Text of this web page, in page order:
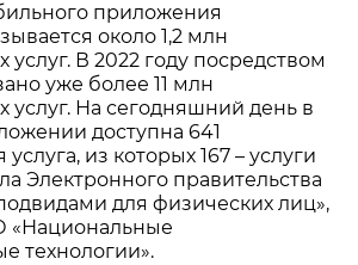
приложения
около 1,2 млн
услуг. В 2022 году посредством
уже более 11 млн
услуг. На сегодняшний день в
доступна 641
из которых 167 – услуги
Электронного правительства
для физических лиц»,
«Национальные
технологии».